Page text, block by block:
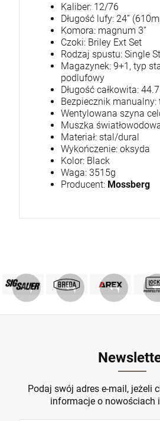
Kaliber: 12/76
Długość lufy: 24”
Komora: magnum 3”
Czoki: Briley Ext Set
Rodzaj spustu: Single
Magazynek: 9+1, typ
podlufowy
Długość całkowita:
Bezpiecznik manualny:
Wentylowana szyna
Muszka
Materiał: stal/dural
Wykończenie: oksyda
Kolor: Black
Waga: 3515g
Producent: Mossberg
Podaj swój adres e-mail, jeżeli
informacje o nowościach